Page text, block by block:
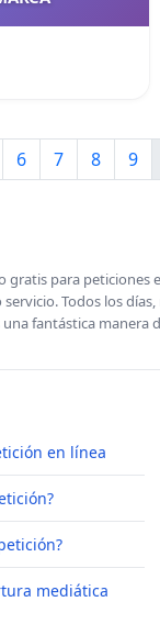
6 7 8 9
para peticiones
Todos los
fantástica
en línea
mediática